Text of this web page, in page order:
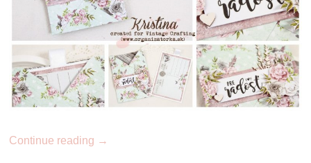
Continue reading →